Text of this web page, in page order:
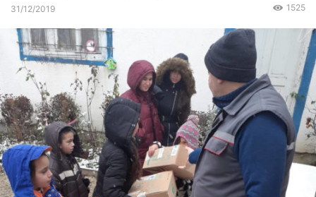
31/12/2019 1525